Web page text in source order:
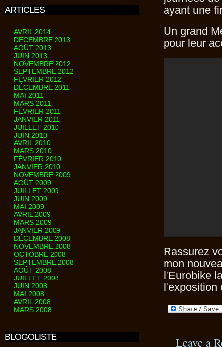
ayant une
Un grand
pour leur
Rassurez
mon
l’Eurobike
Leave a
ARTICLES
AVRIL 2014
DÉCEMBRE 2013
AOÛT 2013
JUIN 2013
NOVEMBRE 2012
SEPTEMBRE 2012
FÉVRIER 2012
DÉCEMBRE 2011
MAI 2011
MARS 2011
FÉVRIER 2011
JANVIER 2011
JUILLET 2010
JUIN 2010
AVRIL 2010
MARS 2010
FÉVRIER 2010
JANVIER 2010
NOVEMBRE 2009
AOÛT 2009
JUILLET 2009
JUIN 2009
MAI 2009
AVRIL 2009
MARS 2009
JANVIER 2009
DÉCEMBRE 2008
NOVEMBRE 2008
OCTOBRE 2008
SEPTEMBRE 2008
AOÛT 2008
JUILLET 2008
JUIN 2008
MAI 2008
AVRIL 2008
MARS 2008
BLOGOLISTE